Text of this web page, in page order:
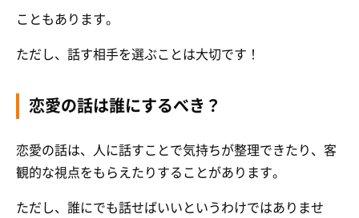
こともあります。
ただし、話す相手を選ぶことは大切です！
恋愛の話は誰にするべき？
恋愛の話は、人に話すことで気持ちが整理できたり、客
観的な視点をもらえたりすることがあります。
ただし、誰にでも話せばいいというわけではありませ